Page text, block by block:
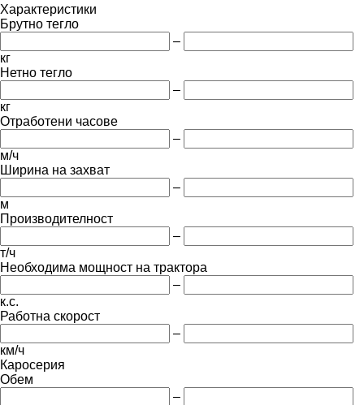
Характеристики
Брутно тегло
–
кг
Нетно тегло
–
кг
Отработени часове
–
м/ч
Ширина на захват
–
м
Производителност
–
т/ч
Необходима мощност на трактора
–
к.с.
Работна скорост
–
км/ч
Каросерия
Обем
–